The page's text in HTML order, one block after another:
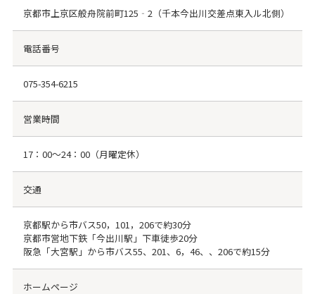
京都市上京区般舟院前町125‐2（千本今出川交差点東入ル北側）
電話番号
075-354-6215
営業時間
17：00～24：00（月曜定休）
交通
京都駅から市バス50，101，206で約30分
京都市営地下鉄「今出川駅」下車徒歩20分
阪急「大宮駅」から市バス55、201、6，46、、206で約15分
ホームページ